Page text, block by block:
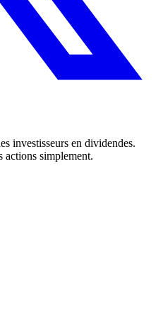
investisseurs en dividendes.
actions simplement.